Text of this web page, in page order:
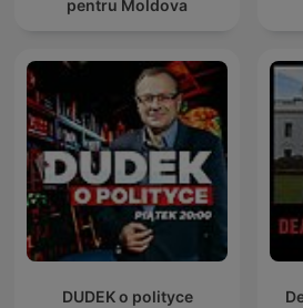
pentru Moldova
DUDEK o polityce